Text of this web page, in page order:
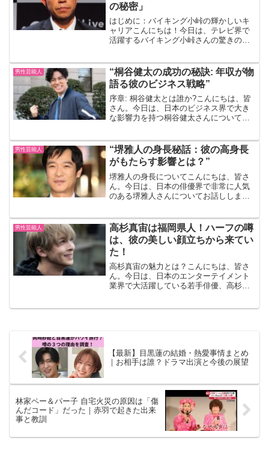
の秘密」
はじめに：バイキング小峠の輝かしいキ
ャリアこんにちは！今日は、テレビ界で
活躍するバイキング小峠さんの驚きの年
キング」の一員として知られ、その後、
テレビ番組の司会者やタレ...
男性芸能人
“桐谷健太の成功の秘訣: 年収が物
語る彼のビジネス戦略”
序章: 桐谷健太とは誰か?こんにちは、皆
さん。今日は、日本のビジネス界で大き
な影響力を持つ桐谷健太さんについてお
を探る旅に一緒に出かけましょう。桐谷
健太のビジネス戦略...
男性芸能人
“堺雅人の身長秘話：彼の高身長
がもたらす影響とは？”
堺雅人の身長についてこんにちは、皆さ
ん。今日は、日本の俳優界で非常に人気
のある堺雅人さんについてお話ししまし
ている通り、なんと180cm。これは日本
人男性の平均身長より...
男性芸能人
高杉真宙は福岡県人！ハーフの噂
は、彼の美しい顔立ちから来てい
た！
高杉真宙の魅力とは？こんにちは、皆さ
ん。今日は、日本のエンターテイメント
業界で大活躍している若手俳優、高杉真
【最新】目黒蓮の結婚・熱愛事情まとめ
｜お相手は誰？ドラマ出演と今後の展望
林家ペー＆パー子 自宅火災の原因は「傷
んだコード」だった｜赤羽で起きた出来
事と教訓